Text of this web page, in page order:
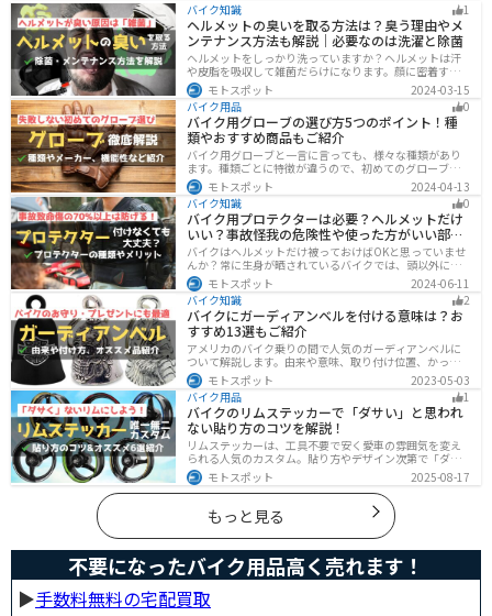
バイク知識 1
ヘルメットの臭いを取る方法は？臭う理由やメ
ンテナンス方法も解説｜必要なのは洗濯と除菌
ヘルメットをしっかり洗っていますか？ヘルメットは汗
や皮脂を吸収して雑菌だらけになります。顔に密着する
物なのでしっかりと除菌・消臭をする必要があります。
この記事では、ヘルメットをまるっと綺麗にする方法を
まとめました。まだメンテナンスをしたことがないとい
う人はぜひ参考にしてください。
モトスポット
2024-03-15
バイク用品
0
バイク用グローブの選び方5つのポイント！種
類やおすすめ商品もご紹介
バイク用グローブと一言に言っても、様々な種類があり
ます。種類ごとに特徴が違うので、初めてのグローブ選
びで失敗しないように、しっかりと理解して選ぶように
しましょう。この記事では、特徴やメリットデメリッ
ト、有名メーカーなど初心者が知っておくべきことをま
とめました。
モトスポット
2024-04-13
バイク知識
0
バイク用プロテクターは必要？ヘルメットだけ
いい？事故怪我の危険性や使った方がいい部位
も解説
バイクはヘルメットだけ被っておけばOKと思っていませ
んか？常に生身が晒されているバイクでは、頭以外にも
胸・背中・脚・腕など怪我のリスクが非常に高いです。
プロテクターをちゃんと付けていれば事故の致命傷の7
0%は防げると言われています。安全にバイクに乗るため
にプロテクターの種類やつけた方が良い部位などをまと
めました。
モトスポット
2024-06-11
バイク知識
2
バイクにガーディアンベルを付ける意味は？お
すすめ13選もご紹介
アメリカのバイク乗りの間で人気のガーディアンベルに
ついて解説します。由来や意味、取り付け位置、かっこ
いいオススメのガーディアンベルも紹介します。自分用
のお守りとしてだけでなく、プレゼントとしても最適な
ので、気になっている人は参考にしてみてください。
モトスポット
2023-05-03
バイク用品
1
バイクのリムステッカーで「ダサい」と思われ
ない貼り方のコツを解説！
リムステッカーは、工具不要で安く愛車の雰囲気を変え
られる人気のカスタム。貼り方やデザイン次第で「ダサ
い」仕上がりになることも。本記事では失敗例や選び
方、きれいに貼るコツからおすすめ商品まで詳しく紹
介。初心者でも安心して足回りをカッコよくドレスアッ
プできます。
モトスポット 2025-08-17
もっと見る
不要になったバイク用品高く売れます！
▶︎手数料無料の宅配買取